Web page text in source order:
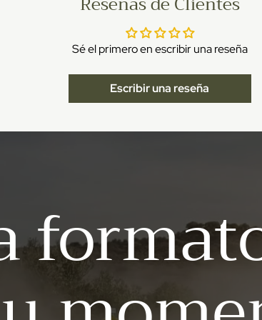
Sé el primero en escribir una reseña
Escribir una reseña